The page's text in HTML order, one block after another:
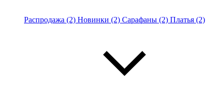
Распродажа (2) Новинки (2) Сарафаны (2) Платья (2)